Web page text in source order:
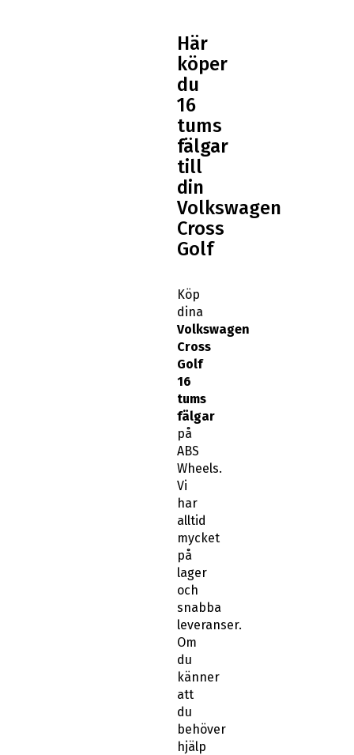
Här
köper
du
16
tums
fälgar
till
din
Volkswagen
Cross
Golf
Köp
dina
Volkswagen
Cross
Golf
16
tums
fälgar
på
ABS
Wheels.
Vi
har
alltid
mycket
på
lager
och
snabba
leveranser.
Om
du
känner
att
du
behöver
hjälp